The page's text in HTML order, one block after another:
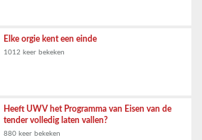
Elke orgie kent een einde
1012 keer bekeken
Heeft UWV het Programma van Eisen van de
tender volledig laten vallen?
880 keer bekeken